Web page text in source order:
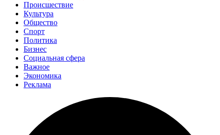
Происшествие
Культура
Общество
Спорт
Политика
Бизнес
Социальная сфера
Важное
Экономика
Реклама